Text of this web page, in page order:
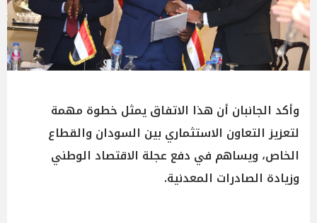
وأكد الجانبان أن هذا الاتفاق يمثل خطوة مهمة
لتعزيز التعاون الاستثماري بين السودان والقطاع
الخاص، ويساهم في دفع عجلة الاقتصاد الوطني
وزيادة الصادرات المعدنية.